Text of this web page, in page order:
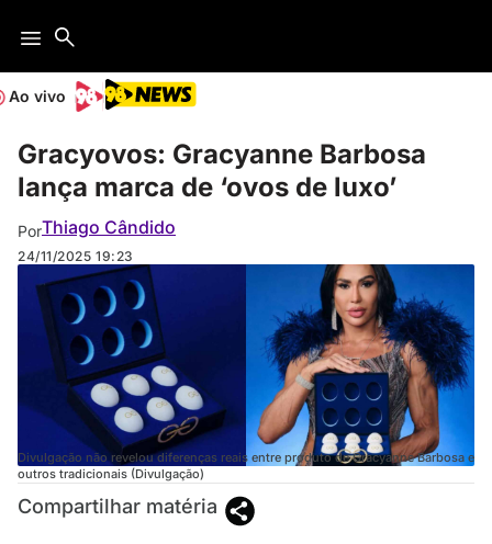
Ao vivo
Gracyovos: Gracyanne Barbosa
lança marca de ‘ovos de luxo’
PorThiago Cândido
24/11/2025 19:23
Divulgação não revelou diferenças reais entre produto de Gracyanne Barbosa e
outros tradicionais (Divulgação)
Compartilhar matéria